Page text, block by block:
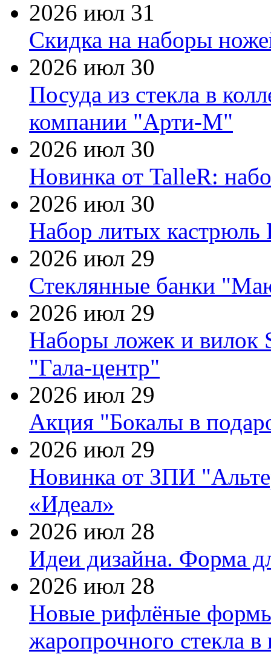
2026 июл 31
Скидка на наборы
2026 июл 30
Посуда из стекла в
компании "Арти-М"
2026 июл 30
Новинка от TalleR:
2026 июл 30
Набор литых кастрюль
2026 июл 29
Стеклянные банки
2026 июл 29
Наборы ложек и вилок
"Гала-центр"
2026 июл 29
Акция "Бокалы в
2026 июл 29
Новинка от ЗПИ
«Идеал»
2026 июл 28
Идеи дизайна. Форма
2026 июл 28
Новые рифлёные формы
жаропрочного стекла